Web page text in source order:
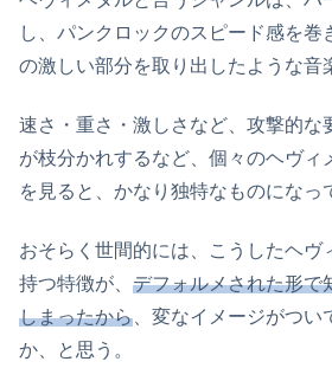
し、パンクロックのスピード感を巻
の激しい部分を取り出したような音
速さ・重さ・激しさなど、攻撃的な
が枝分かれするなど、個々のヘヴィ
を見ると、かなり独特なものになっ
おそらく世間的には、こうしたヘヴ
持つ特徴が、 デフォルメされた形で
しまったから、変なイメージがつい
か、と思う。